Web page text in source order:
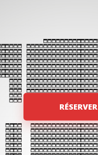
RÉSERVER